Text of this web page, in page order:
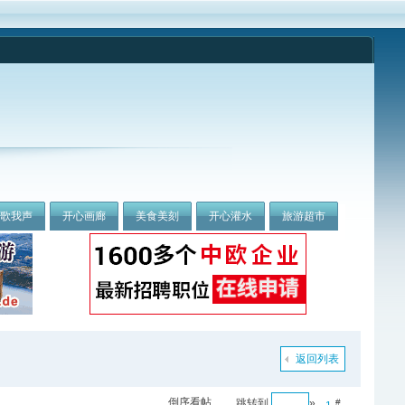
我声 开心画廊 美食美刻 开心灌水 旅游超市
返回列表
#
倒序看帖